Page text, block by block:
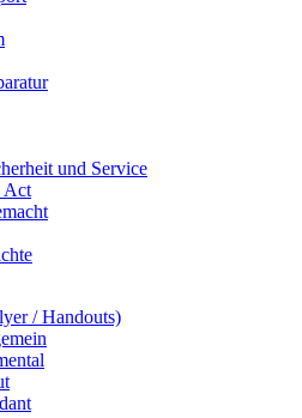
und Service
Act
/ Handouts)